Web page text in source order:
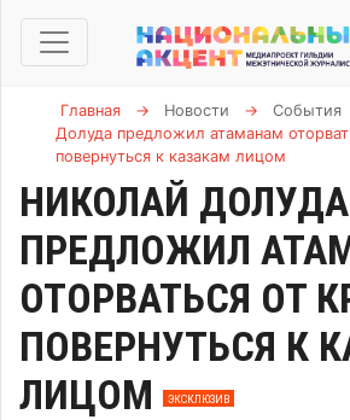
Главная → Новости → События
Долуда предложил атаманам
повернуться к казакам лицом
НИКОЛАЙ ДОЛУДА
ПРЕДЛОЖИЛ
ОТОРВАТЬСЯ ОТ
ПОВЕРНУТЬСЯ К
ЛИЦОМ
ЭКСКЛЮЗИВ